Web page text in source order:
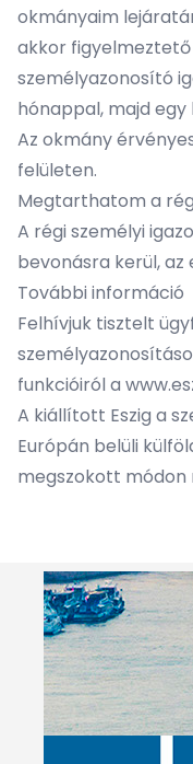
okmányaim
akkor
személyazonosító
hónappal, majd
Az okmány
felületen.
Megtarthatom a
A régi személyi
bevonásra kerül,
További információ
Felhívjuk tisztelt
funkcióiról a
A kiállított Eszig a
Európán belüli
megszokott módon